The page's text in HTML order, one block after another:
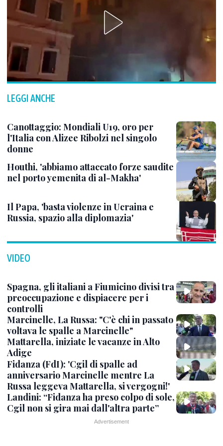
LEGGI ANCHE
Canottaggio: Mondiali U19, oro per
l'Italia con Alizee Ribolzi nel singolo
donne
Houthi, 'abbiamo attaccato forze saudite
nel porto yemenita di al-Makha'
Il Papa, 'basta violenze in Ucraina e
Russia, spazio alla diplomazia'
VIDEO
Spagna, gli italiani a Fiumicino divisi tra
preoccupazione e dispiacere per i
controlli
Marcinelle, La Russa: "C'è chi in passato
voltava le spalle a Marcinelle"
Mattarella, iniziate le vacanze in Alto
Adige
Fidanza (FdI): 'Cgil di spalle ad
anniversario Marcinelle mentre La
Russa leggeva Mattarella, si vergogni!'
Landini: “Fidanza ha preso colpo di sole,
Cgil non si gira mai dall'altra parte”